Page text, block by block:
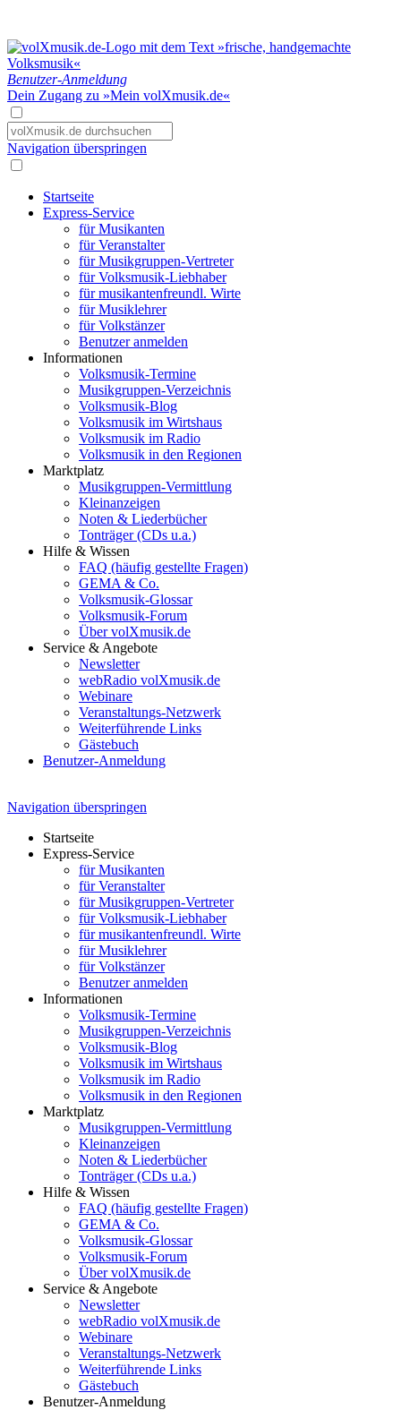
Benutzer-Anmeldung
Dein Zugang zu »Mein volXmusik.de«
Navigation überspringen
Startseite
Express-Service
für Musikanten
für Veranstalter
für Musikgruppen-Vertreter
für Volksmusik-Liebhaber
für musikantenfreundl. Wirte
für Musiklehrer
für Volkstänzer
Benutzer anmelden
Informationen
Volksmusik-Termine
Musikgruppen-Verzeichnis
Volksmusik-Blog
Volksmusik im Wirtshaus
Volksmusik im Radio
Volksmusik in den Regionen
Marktplatz
Musikgruppen-Vermittlung
Kleinanzeigen
Noten & Liederbücher
Tonträger (CDs u.a.)
Hilfe & Wissen
FAQ (häufig gestellte Fragen)
GEMA & Co.
Volksmusik-Glossar
Volksmusik-Forum
Über volXmusik.de
Service & Angebote
Newsletter
webRadio volXmusik.de
Webinare
Veranstaltungs-Netzwerk
Weiterführende Links
Gästebuch
Benutzer-Anmeldung
Navigation überspringen
Startseite
Express-Service
für Musikanten
für Veranstalter
für Musikgruppen-Vertreter
für Volksmusik-Liebhaber
für musikantenfreundl. Wirte
für Musiklehrer
für Volkstänzer
Benutzer anmelden
Informationen
Volksmusik-Termine
Musikgruppen-Verzeichnis
Volksmusik-Blog
Volksmusik im Wirtshaus
Volksmusik im Radio
Volksmusik in den Regionen
Marktplatz
Musikgruppen-Vermittlung
Kleinanzeigen
Noten & Liederbücher
Tonträger (CDs u.a.)
Hilfe & Wissen
FAQ (häufig gestellte Fragen)
GEMA & Co.
Volksmusik-Glossar
Volksmusik-Forum
Über volXmusik.de
Service & Angebote
Newsletter
webRadio volXmusik.de
Webinare
Veranstaltungs-Netzwerk
Weiterführende Links
Gästebuch
Benutzer-Anmeldung